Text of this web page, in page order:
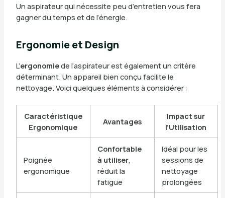
Un aspirateur qui nécessite peu d’entretien vous fera
gagner du temps et de l’énergie.
Ergonomie et Design
L’ergonomiede l’aspirateur est également un critère
déterminant. Un appareil bien conçu facilite le
nettoyage. Voici quelques éléments à considérer :
Caractéristique
Ergonomique
Avantages
Impact sur
l’Utilisation
Poignée
ergonomique
Confortable
à utiliser,
réduit la
fatigue
Idéal pour les
sessions de
nettoyage
prolongées